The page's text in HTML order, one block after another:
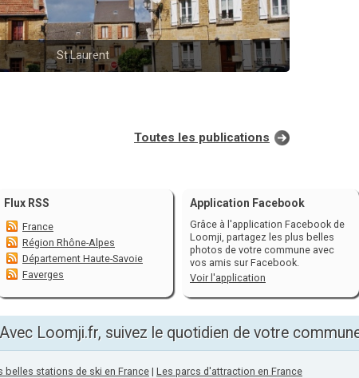
St Laurent
Toutes les publications
Flux RSS
France
Région Rhône-Alpes
Département Haute-Savoie
Faverges
Application Facebook
Grâce à l'application Facebook de
Loomji, partagez les plus belles
photos de votre commune avec
vos amis sur Facebook.
Voir l'application
Avec Loomji.fr, suivez le quotidien de votre
belles stations de ski en France | Les parcs d'attraction en France